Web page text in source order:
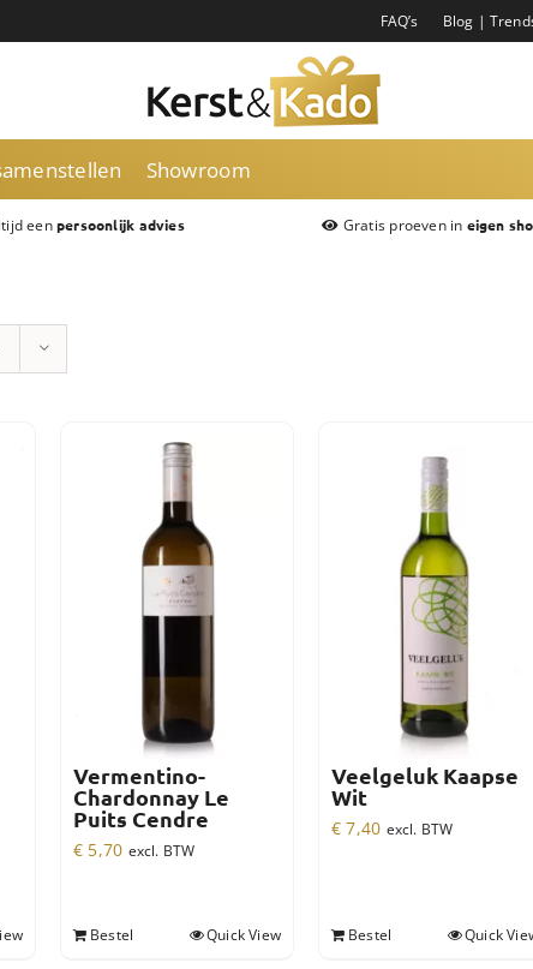
FAQ’s Blog |
Showroom
een persoonlijk advies Gratis proeven in eigen
Vermentino-
Chardonnay Le
Puits Cendre
€ 5,70 excl. BTW
Bestel Quick View
Veelgeluk Kaapse
Wit
€ 7,40 excl. BTW
Bestel Quick